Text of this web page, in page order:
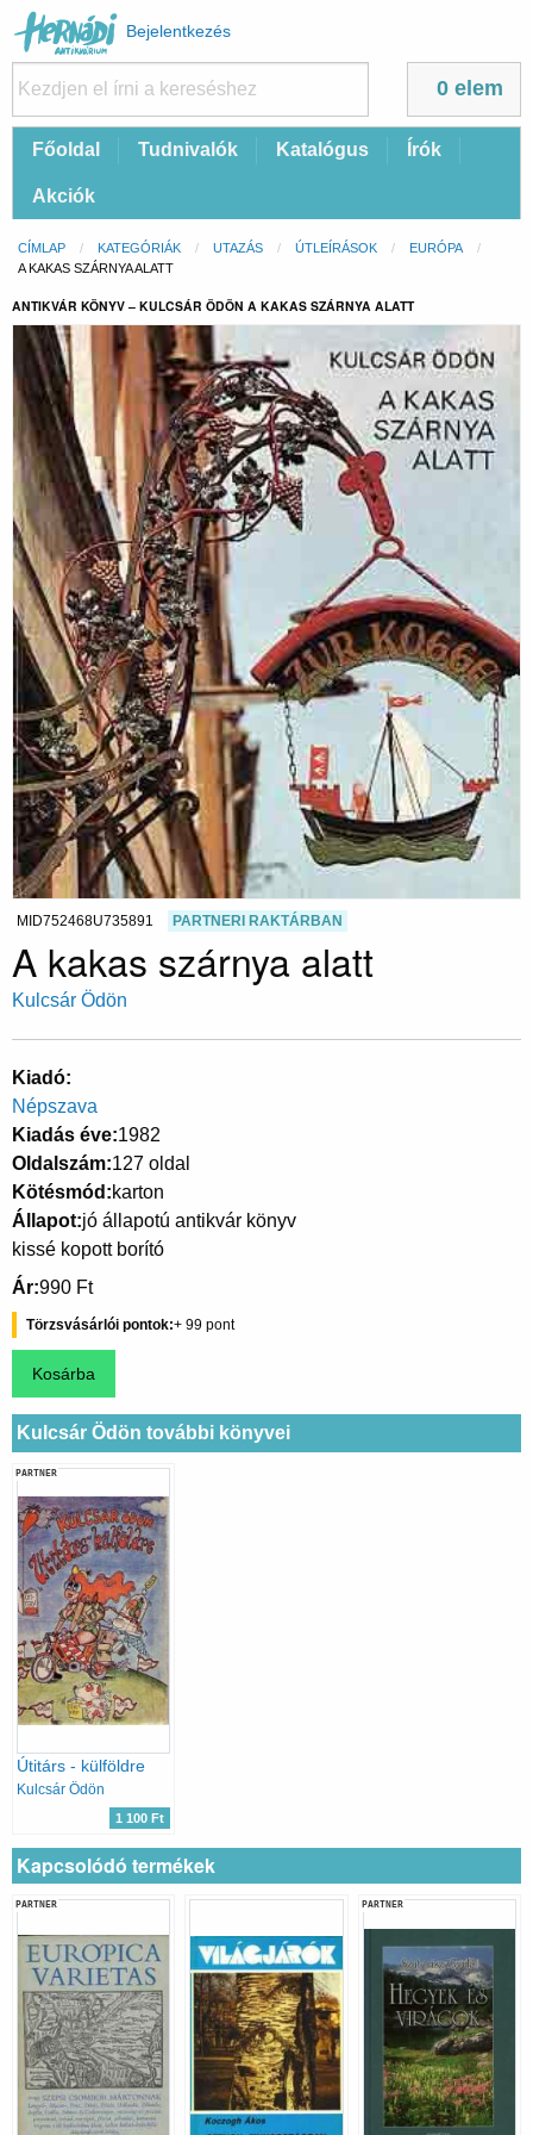
Felhasználói
fiók
menüje
Bejelentkezés
0 elem
FőFőoldal Tudnivalók Katalógus Írók
Akciók
Morzsa
CÍMLAP KATEGÓRIÁK UTAZÁS ÚTLEÍRÁSOK
EURÓPA
CURRENT:
A KAKAS SZÁRNYA ALATT
ANTIKVÁR KÖNYV – KULCSÁR ÖDÖN A KAKAS SZÁRNYA ALATT
MID752468U735891 PARTNERI RAKTÁRBAN
A kakas szárnya alatt
Kulcsár Ödön
Kiadó
Népszava
Kiadás éve 1982
Oldalszám 127 oldal
Kötésmód karton
Állapot jó állapotú antikvár könyv
kissé kopott borító
Ár 990 Ft
Törzsvásárlói pontok 99
Kulcsár Ödön további könyvei
PARTNER
Útitárs - külföldre
Kulcsár Ödön
1 100 Ft
Kapcsolódó termékek
PARTNER PARTNER